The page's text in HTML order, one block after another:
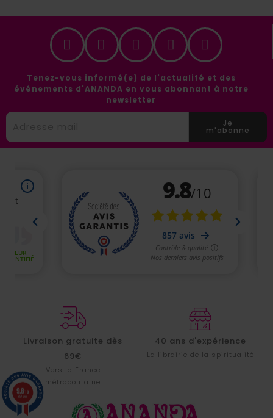
Tenez-vous informé(e) de l'actualité et des
événements d'ANANDA en vous abonnant à notre
newsletter
Je
m'abonne
Livraison gratuite dès
69€
Vers la France
métropolitaine
40 ans d'expérience
La librairie de la spiritualité
9.8/10
857 avis